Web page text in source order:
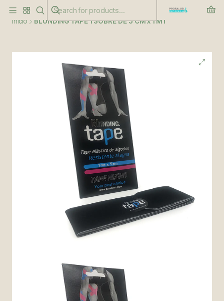
Inicio BLUNDING TAPE 1 SOBRE DE 5 CM x 1 MT